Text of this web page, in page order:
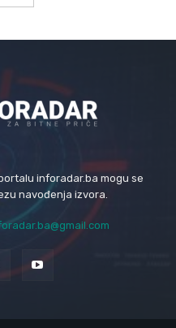
inforadar.ba mogu se
navođenja izvora.